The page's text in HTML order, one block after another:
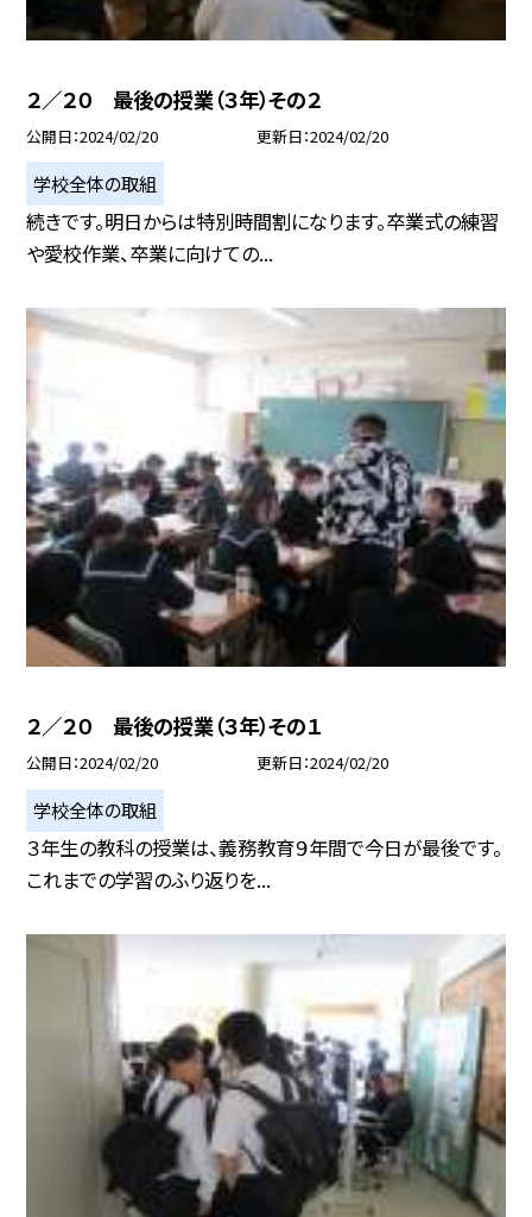
２／２０ 最後の授業（３年）その２
公開日 2024/02/20 更新日 2024/02/20
学校全体の取組
続きです。明日からは特別時間割になります。卒業式の練習
や愛校作業、卒業に向けての...
２／２０ 最後の授業（３年）その１
公開日 2024/02/20 更新日 2024/02/20
学校全体の取組
３年生の教科の授業は、義務教育９年間で今日が最後です。
これまでの学習のふり返りを...